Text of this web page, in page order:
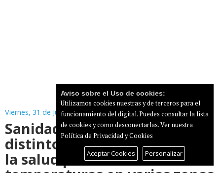
Viernes, 31 de Julio de 2026
Sanidad activa avisos de
distintos niveles de riesgo en
la salud por altas
Aviso sobre el Uso de cookies:
Utilizamos cookies nuestras y de terceros para el
funcionamiento del digital. Puedes consultar la lista
de cookies y como desconectarlas.Ver nuestra
Política de Privacidad y Cookies
Aceptar Cookies Personalizar